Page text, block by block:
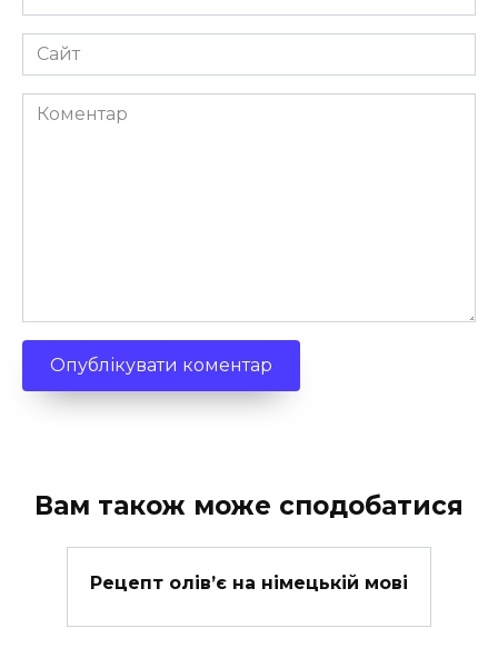
*
Сайт
Коментар
Вам також може сподобатися
Рецепт олів’є на німецькій мові